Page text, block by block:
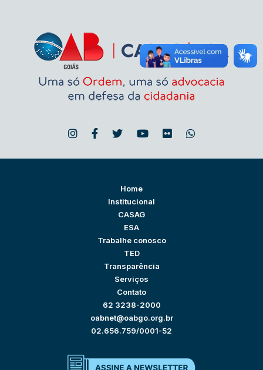
Home
Institucional
CASAG
ESA
Trabalhe conosco
TED
Transparência
Serviços
Contato
62 3238-2000
oabnet@oabgo.org.br
02.656.759/0001-52